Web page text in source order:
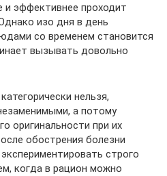
и эффективнее проходит
изо дня в день
со временем становится
вызывать довольно
нельзя,
а потому
оригинальности при их
обострения болезни
строго
когда в рацион можно